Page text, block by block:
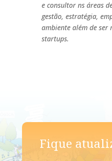
e consultor ns áreas
gestão, estratégia,
ambiente além de ser
startups.
Fique